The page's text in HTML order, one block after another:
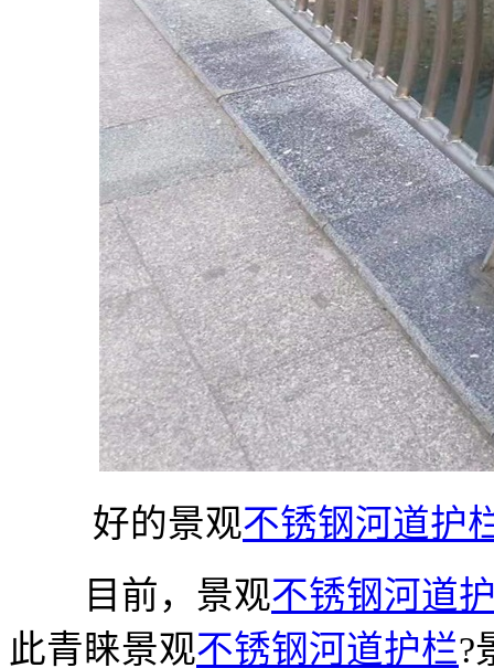
好的景观不锈钢河道护
目前，景观不锈钢河道
此青睐景观不锈钢河道护栏?